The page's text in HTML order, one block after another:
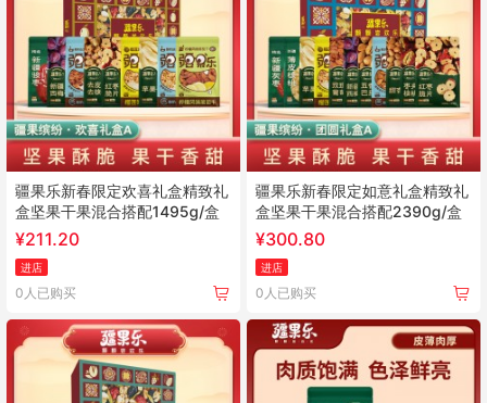
疆果乐新春限定欢喜礼盒精致礼
盒坚果干果混合搭配1495g/盒
¥211.20
进店
0人已购买
疆果乐新春限定如意礼盒精致礼
盒坚果干果混合搭配2390g/盒
¥300.80
进店
0人已购买
分类
购物车
个人中心